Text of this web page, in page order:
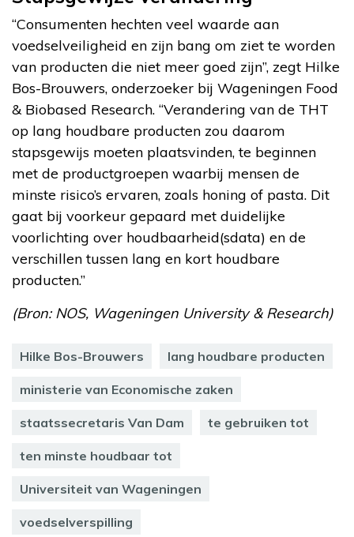
“Consumenten hechten veel waarde aan
voedselveiligheid en zijn bang om ziet te worden
van producten die niet meer goed zijn”, zegt Hilke
Bos-Brouwers, onderzoeker bij Wageningen Food
& Biobased Research. “Verandering van de THT
op lang houdbare producten zou daarom
stapsgewijs moeten plaatsvinden, te beginnen
met de productgroepen waarbij mensen de
minste risico’s ervaren, zoals honing of pasta. Dit
gaat bij voorkeur gepaard met duidelijke
voorlichting over houdbaarheid(sdata) en de
verschillen tussen lang en kort houdbare
producten.”
(Bron: NOS, Wageningen University & Research)
Hilke Bos-Brouwers lang houdbare producten
ministerie van Economische zaken
staatssecretaris Van Dam te gebruiken tot
ten minste houdbaar tot
Universiteit van Wageningen
voedselverspilling